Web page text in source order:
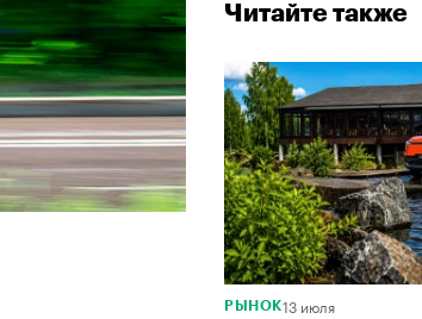
Читайте также
РЫНОК13 июля